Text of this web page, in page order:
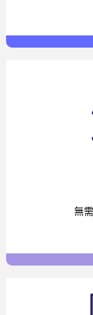
無